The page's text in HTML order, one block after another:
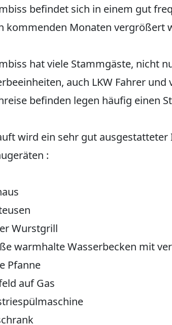
befindet sich in einem gut
kommenden Monaten vergrößert
hat viele Stammgäste, nicht
auch LKW Fahrer
befinden legen häufig einen
wird ein sehr gut
:
Wurstgrill
warmhalte Wasserbecken mit
Pfanne
auf Gas